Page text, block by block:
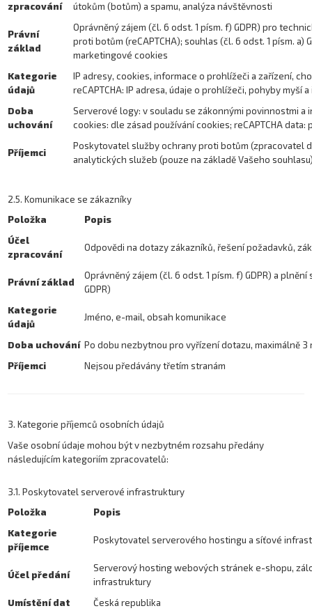
zpracování
útokům (botům) a spamu, analýza návštěvnosti
Právní
základ
Oprávněný zájem (čl. 6 odst. 1 písm. f) GDPR) pro
proti botům (reCAPTCHA); souhlas (čl. 6 odst. 1 písm. a)
marketingové cookies
Kategorie
údajů
IP adresy, cookies, informace o prohlížeči a zařízení,
reCAPTCHA: IP adresa, údaje o prohlížeči, pohyby myší
Doba
uchování
Serverové logy: v souladu se zákonnými povinnostmi a
cookies: dle zásad používání cookies; reCAPTCHA data:
Příjemci
Poskytovatel služby ochrany proti botům (zpracovatel
analytických služeb (pouze na základě Vašeho
2.5. Komunikace se zákazníky
Položka
Popis
Účel
zpracování
Odpovědi na dotazy zákazníků, řešení požadavků,
Právní základ
Oprávněný zájem (čl. 6 odst. 1 písm. f) GDPR) a
GDPR)
Kategorie
údajů
Jméno, e-mail, obsah komunikace
Doba uchování Po dobu nezbytnou pro vyřízení dotazu, maximálně 3
Příjemci
Nejsou předávány třetím stranám
3. Kategorie příjemců osobních údajů
Vaše osobní údaje mohou být v nezbytném rozsahu předány
následujícím kategoriím zpracovatelů:
3.1. Poskytovatel serverové infrastruktury
Položka
Popis
Kategorie
příjemce
Poskytovatel serverového hostingu a síťové
Účel předání
Serverový hosting webových stránek e-shopu,
infrastruktury
Umístění dat
Česká republika